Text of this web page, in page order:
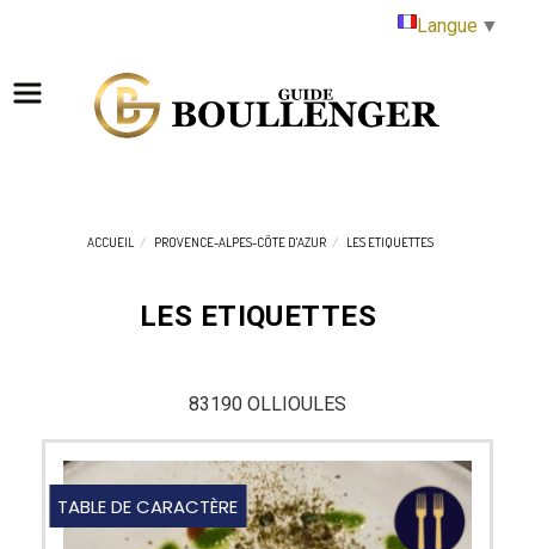
ACCUEIL PROVENCE-ALPES-CÔTE D'AZUR LES ETIQUETTES
TABLE DE CARACTÈRE
LES ETIQUETTES
83190 OLLIOULES
Langue ▼